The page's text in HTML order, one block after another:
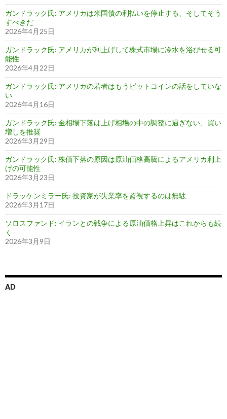
ガンドラック氏: アメリカは米国債の利払いを停止する、そしてそう
すべきだ
2026年4月25日
ガンドラック氏: アメリカが利上げして株式市場に冷水を浴びせる可
能性
2026年4月22日
ガンドラック氏: アメリカの若者はもうビットコインの話をしていな
い
2026年4月16日
ガンドラック氏: 金相場下落は上げ相場の中の調整に過ぎない、買い
増しを推奨
2026年3月29日
ガンドラック氏: 株価下落の原因は原油価格高騰によるアメリカ利上
げの可能性
2026年3月23日
ドラッケンミラー氏: 投資家が失業率を監視するのは無駄
2026年3月17日
ソロスファンド: イランとの戦争による原油価格上昇はこれからも続
く
2026年3月9日
AD